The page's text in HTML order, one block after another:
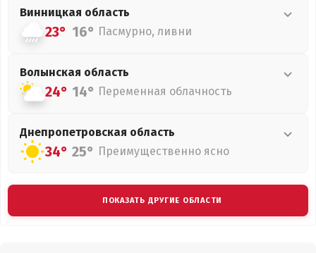
Винницкая область
23° 16° Пасмурно, ливни
Волынская область
24° 14° Переменная облачность
Днепропетровская область
34° 25° Преимущественно ясно
ПОКАЗАТЬ ДРУГИЕ ОБЛАСТИ